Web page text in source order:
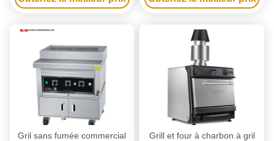
électrique de tube de 1.2m
Gril sans fumée commercial
Grill et four à charbon à gril